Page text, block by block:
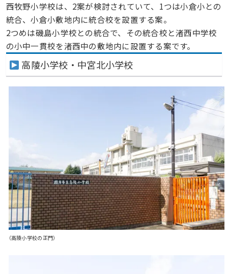
西牧野小学校は、2案が検討されていて、1つは小倉小との
統合、小倉小敷地内に統合校を設置する案。
2つめは磯島小学校との統合で、その統合校と渚西中学校
の小中一貫校を渚西中の敷地内に設置する案です。
高陵小学校・中宮北小学校
（高陵小学校の正門）